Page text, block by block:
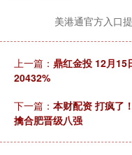
美港通官方入口
上一篇： 鼎红金投 12月15
20432%
下一篇： 本财配资 打疯了
擒合肥晋级八强